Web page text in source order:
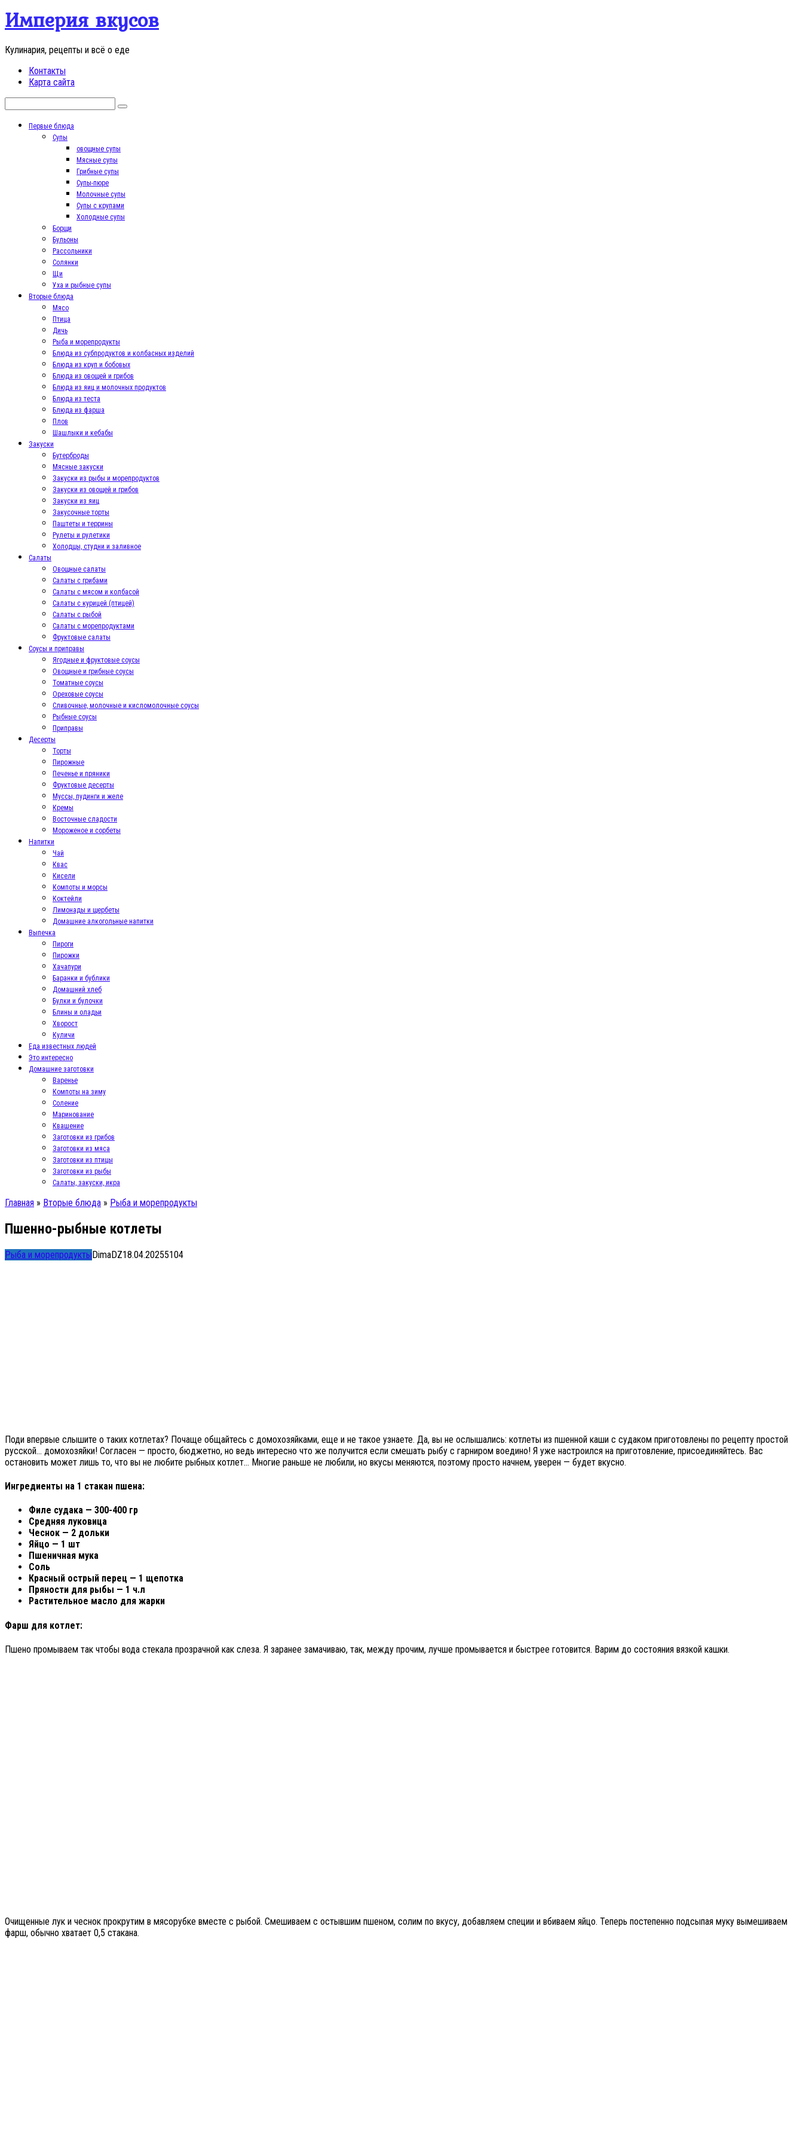
Перейти
контенту
Империя вкусов
Кулинария, рецепты и всё о еде
Контакты
Карта сайта
Первые блюда
Супы
овощные супы
Мясные супы
Грибные супы
Супы-пюре
Молочные супы
Супы с крупами
Холодные супы
Борщи
Бульоны
Рассольники
Солянки
Щи
Уха и рыбные супы
Вторые блюда
Мясо
Птица
Дичь
Рыба и морепродукты
Блюда из субпродуктов и колбасных изделий
Блюда из круп и бобовых
Блюда из овощей и грибов
Блюда из яиц и молочных продуктов
Блюда из теста
Блюда из фарша
Плов
Шашлыки и кебабы
Закуски
Бутерброды
Мясные закуски
Закуски из рыбы и морепродуктов
Закуски из овощей и грибов
Закуски из яиц
Закусочные торты
Паштеты и террины
Рулеты и рулетики
Холодцы, студни и заливное
Салаты
Овощные салаты
Салаты с грибами
Салаты с мясом и колбасой
Салаты с курицей (птицей)
Салаты с рыбой
Салаты с морепродуктами
Фруктовые салаты
Соусы и приправы
Ягодные и фруктовые соусы
Овощные и грибные соусы
Томатные соусы
Ореховые соусы
Сливочные, молочные и кисломолочные соусы
Рыбные соусы
Приправы
Десерты
Торты
Пирожные
Печенье и пряники
Фруктовые десерты
Муссы, пудинги и желе
Кремы
Восточные сладости
Мороженое и сорбеты
Напитки
Чай
Квас
Кисели
Компоты и морсы
Коктейли
Лимонады и щербеты
Домашние алкогольные напитки
Выпечка
Пироги
Пирожки
Хачапури
Баранки и бублики
Домашний хлеб
Булки и булочки
Блины и оладьи
Хворост
Куличи
Еда известных людей
Это интересно
Домашние заготовки
Варенье
Компоты на зиму
Соление
Маринование
Квашение
Заготовки из грибов
Заготовки из мяса
Заготовки из птицы
Заготовки из рыбы
Салаты, закуски, икра
Главная » Вторые блюда » Рыба и морепродукты
Пшенно-рыбные котлеты
Рыба и морепродуктыDimaDZ18.04.20255104
Поди впервые слышите о таких котлетах? Почаще общайтесь с домохозяйками, еще и не такое узнаете. Да, вы не ослышались: котлеты из пшенной каши с судаком приготовлены по рецепту простой
русской… домохозяйки! Согласен — просто, бюджетно, но ведь интересно что же получится если смешать рыбу с гарниром воедино! Я уже настроился на приготовление, присоединяйтесь. Вас
остановить может лишь то, что вы не любите рыбных котлет… Многие раньше не любили, но вкусы меняются, поэтому просто начнем, уверен — будет вкусно.
Ингредиенты на 1 стакан пшена:
Филе судака — 300-400 гр
Средняя луковица
Чеснок — 2 дольки
Яйцо — 1 шт
Пшеничная мука
Соль
Красный острый перец — 1 щепотка
Пряности для рыбы — 1 ч.л
Растительное масло для жарки
Фарш для котлет:
Пшено промываем так чтобы вода стекала прозрачной как слеза. Я заранее замачиваю, так, между прочим, лучше промывается и быстрее готовится. Варим до состояния вязкой кашки.
Очищенные лук и чеснок прокрутим в мясорубке вместе с рыбой. Смешиваем с остывшим пшеном, солим по вкусу, добавляем специи и вбиваем яйцо. Теперь постепенно подсыпая муку вымешиваем
фарш, обычно хватает 0,5 стакана.